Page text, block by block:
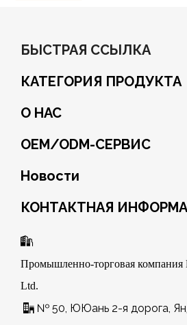
БЫСТРАЯ ССЫЛКА
КАТЕГОРИЯ ПРОДУКТА
О НАС
OEM/ODM-СЕРВИС
Новости
КОНТАКТНАЯ

Промышленно-торговая компания
Ltd.
 № 50, ЮЮань 2-я дорога,